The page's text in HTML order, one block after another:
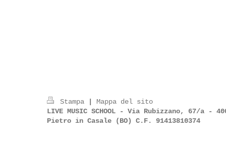
Stampa
Mappa del sito
LIVE MUSIC SCHOOL - Via Rubizzano, 67/a -
Pietro in Casale (BO) C.F. 91413810374